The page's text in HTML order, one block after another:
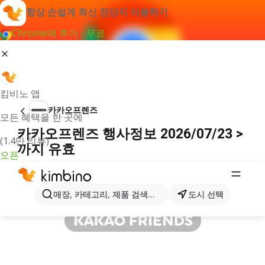
항상 손쉽게 최신 전단지 이용하기
Chrome에 추가 - 무료
킴비노 앱
모든 혜택을 한 곳에
(1.4만 리뷰)
오픈
매장, 카테고리, 제품 검색... 도시 선택
카카오프렌즈
카카오프렌즈 행사정보 2026/07/23 >
까지 유효